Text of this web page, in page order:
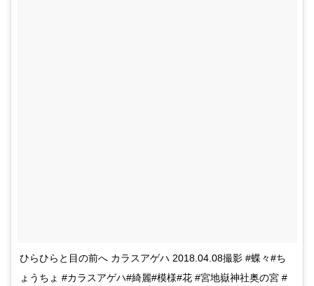
ひらひらと目の前へ カラスアゲハ 2018.04.08撮影 #蝶々#ち
ょうちょ #カラスアゲハ#綺麗#模様#花 #宮地嶽神社奥の宮 #